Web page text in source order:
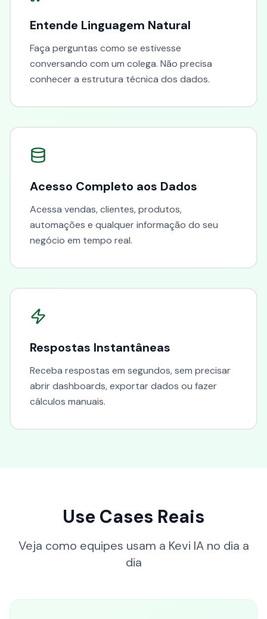
Entende Linguagem Natural
Faça perguntas como se estivesse
conversando com um colega. Não precisa
conhecer a estrutura técnica dos dados.
Acesso Completo aos Dados
Acessa vendas, clientes, produtos,
automações e qualquer informação do seu
negócio em tempo real.
Respostas Instantâneas
Receba respostas em segundos, sem precisar
abrir dashboards, exportar dados ou fazer
cálculos manuais.
Use Cases Reais
Veja como equipes usam a Kevi IA no dia a
dia